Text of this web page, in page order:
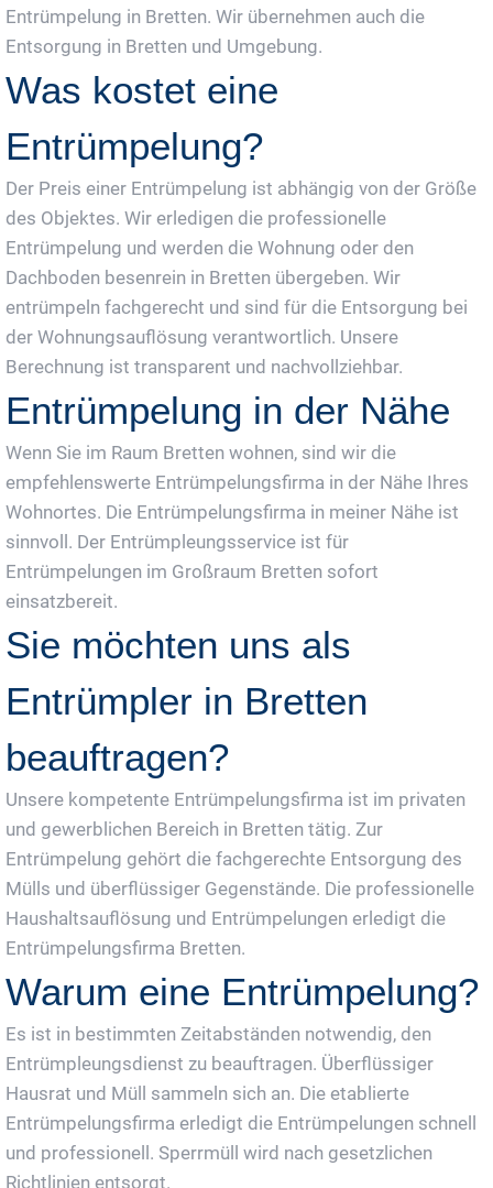
Entrümpelung in Bretten. Wir übernehmen auch die
Entsorgung in Bretten und Umgebung.
Was kostet eine
Entrümpelung?
Der Preis einer Entrümpelung ist abhängig von der Größe
des Objektes. Wir erledigen die professionelle
Entrümpelung und werden die Wohnung oder den
Dachboden besenrein in Bretten übergeben. Wir
entrümpeln fachgerecht und sind für die Entsorgung bei
der Wohnungsauflösung verantwortlich. Unsere
Berechnung ist transparent und nachvollziehbar.
Entrümpelung in der Nähe
Wenn Sie im Raum Bretten wohnen, sind wir die
empfehlenswerte Entrümpelungsfirma in der Nähe Ihres
Wohnortes. Die Entrümpelungsfirma in meiner Nähe ist
sinnvoll. Der Entrümpleungsservice ist für
Entrümpelungen im Großraum Bretten sofort
einsatzbereit.
Sie möchten uns als
Entrümpler in Bretten
beauftragen?
Unsere kompetente Entrümpelungsfirma ist im privaten
und gewerblichen Bereich in Bretten tätig. Zur
Entrümpelung gehört die fachgerechte Entsorgung des
Mülls und überflüssiger Gegenstände. Die professionelle
Haushaltsauflösung und Entrümpelungen erledigt die
Entrümpelungsfirma Bretten.
Warum eine Entrümpelung?
Es ist in bestimmten Zeitabständen notwendig, den
Entrümpleungsdienst zu beauftragen. Überflüssiger
Hausrat und Müll sammeln sich an. Die etablierte
Entrümpelungsfirma erledigt die Entrümpelungen schnell
und professionell. Sperrmüll wird nach gesetzlichen
Richtlinien entsorgt.